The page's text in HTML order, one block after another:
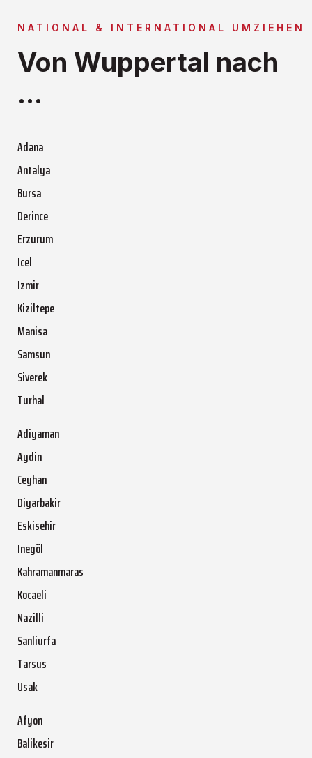
NATIONAL & INTERNATIONAL UMZIEHEN
Von Wuppertal nach
...
Adana
Antalya
Bursa
Derince
Erzurum
Icel
Izmir
Kiziltepe
Manisa
Samsun
Siverek
Turhal
Adiyaman
Aydin
Ceyhan
Diyarbakir
Eskisehir
Inegöl
Kahramanmaras
Kocaeli
Nazilli
Sanliurfa
Tarsus
Usak
Afyon
Balikesir